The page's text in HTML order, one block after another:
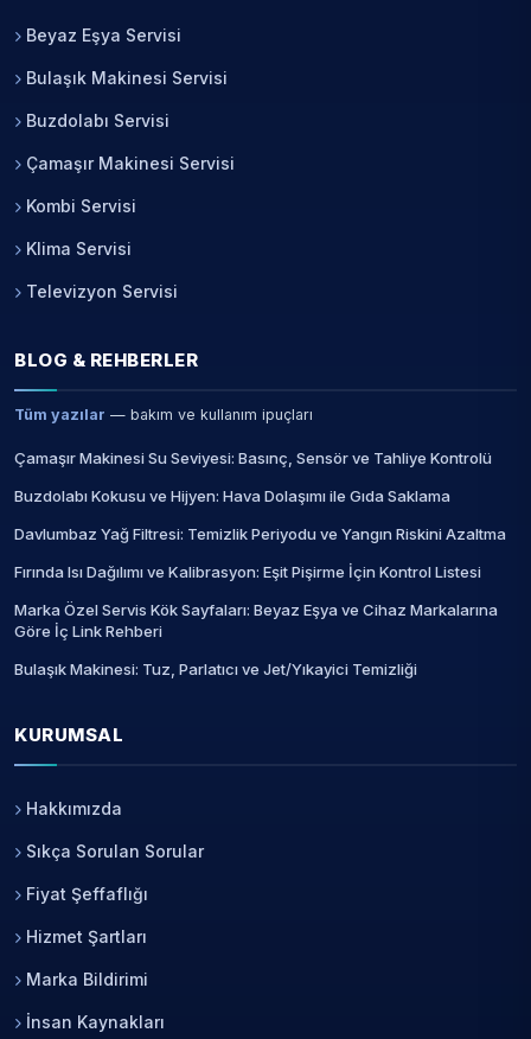
Beyaz Eşya Servisi
Bulaşık Makinesi Servisi
Buzdolabı Servisi
Çamaşır Makinesi Servisi
Kombi Servisi
Klima Servisi
Televizyon Servisi
BLOG & REHBERLER
Tüm yazılar — bakım ve kullanım ipuçları
Çamaşır Makinesi Su Seviyesi: Basınç, Sensör ve Tahliye Kontrolü
Buzdolabı Kokusu ve Hijyen: Hava Dolaşımı ile Gıda Saklama
Davlumbaz Yağ Filtresi: Temizlik Periyodu ve Yangın Riskini Azaltma
Fırında Isı Dağılımı ve Kalibrasyon: Eşit Pişirme İçin Kontrol Listesi
Marka Özel Servis Kök Sayfaları: Beyaz Eşya ve Cihaz Markalarına
Göre İç Link Rehberi
Bulaşık Makinesi: Tuz, Parlatıcı ve Jet/Yıkayici Temizliği
KURUMSAL
Hakkımızda
Sıkça Sorulan Sorular
Fiyat Şeffaflığı
Hizmet Şartları
Marka Bildirimi
İnsan Kaynakları